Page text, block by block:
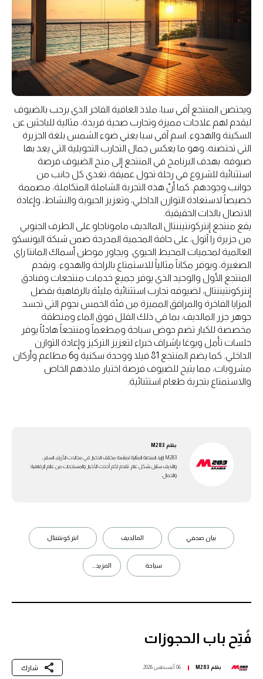
ويحتضن المنتجع آفي سبا، ملاذ العافية الفاخر الذي يرحب بالضيوف
ليقدم لهم علاجات مميزة وتجارب صحية فريدة، مثالية للباحثين عن
السكينة والهدوء. اسم آفي سبا يعني ضوء الشمس بلغة الجزيرة
التي تحتضنه، وهو ما يعكس جمال التجارب التحويلية التي يعد بها
ضيوفه. يهدف البرنامج في المنتجع إلى منح الضيوف فرصة
استثنائية للشروع في رحلة تحول عميقة، تغذي كل جانب من
جوانب وجودهم. كما أنّ هذه التجربة الشاملة المتكاملة، مصممة
خصيصاً لاستعادة التوازن الداخلي، وتعزيز الحيوية والنشاط، وإعادة
الاتصال بالذات الحقيقية.
يقع منتجع إنتركونتيننتال المالديف ماموناجاو على الطرف الجنوبي
من جزيرة را آتول، على حافة المحمية المدرجة ضمن شبكة اليونسكو
العالمية لمحميات المحيط الحيوي. ويجاور موطن أسماك المانتا راي
الصغيرة، ويوفر مكاناً مثالياً للاستمتاع بالراحة والهدوء. ويقدم
المنتجع الأول والوحيد الذي يوفر جميع خدمات منتجعات وفنادق
إنتركونتيننتال، لضيوفه تجارب استثنائية مليئة بالرفاهية بفضل
المزايا الفاخرة والمرافق المميزة من فئة الخمس نجوم التي تجسد
جوهر جزر المالديف، بما في ذلك الفلل فوق الماء ومنطقة
مخصصة للكبار تضم حوض سباحة ومطعماً ومنتجعاً هادئاً يوفر
جلسات تأمل ويوغا بإشراف خبراء لتعزيز التركيز وإعادة التوازن
الداخلي. كما يضم المنتجع 81 فيلا ووحدة سكنية و6 مطاعم وأركان
مشروبات، مما يتيح للضيوف فرصة اختيار ملاذهم الخاص
والاستمتاع بتجربة طعام استثنائية.
بقلم M283
M283 ارابيا، المنصة المثالية لمتابعة مختلف الاخبار في مجالات الأزياء، السفر،
واللايف ستايل بشكل عام. تقدم لكم أحدث الأخبار والمستجدات من عالم الرفاهية
والجمال.
بيان صحفي المالديف انتركونتننتال
سياحة المزيد...
فُتِح باب الحجوزات
بقلم M283 06 أغسطس 2026 شارك